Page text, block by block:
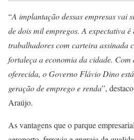
“A implantação dessas empresas vai
de dois mil empregos. A expectativa
trabalhadores com carteira assinada
fortaleça a economia da cidade.
oferecida, o Governo Flávio Dino
geração de emprego e renda”,
Araújo.
As vantagens que o parque